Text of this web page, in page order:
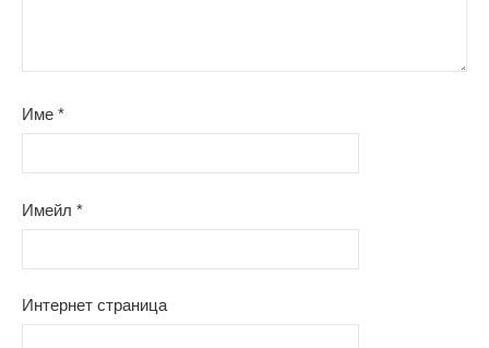
Име *
Имейл *
Интернет страница